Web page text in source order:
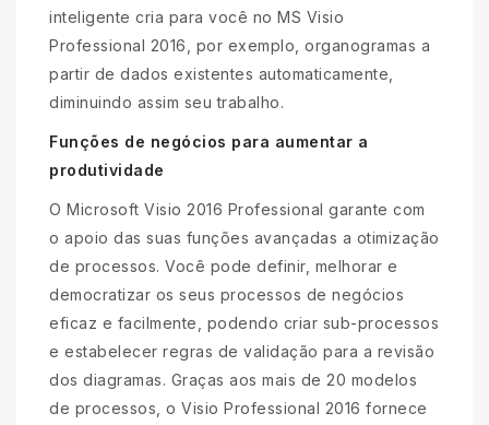
inteligente cria para você no MS Visio
Professional 2016, por exemplo, organogramas a
partir de dados existentes automaticamente,
diminuindo assim seu trabalho.
Funções de negócios para aumentar a
produtividade
O Microsoft Visio 2016 Professional garante com
o apoio das suas funções avançadas a otimização
de processos. Você pode definir, melhorar e
democratizar os seus processos de negócios
eficaz e facilmente, podendo criar sub-processos
e estabelecer regras de validação para a revisão
dos diagramas. Graças aos mais de 20 modelos
de processos, o Visio Professional 2016 fornece